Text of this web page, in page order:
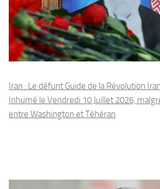
Iran : Le défunt Guide de la Révolution
Inhumé le Vendredi 10 Juillet 2026,
entre Washington et Téhéran